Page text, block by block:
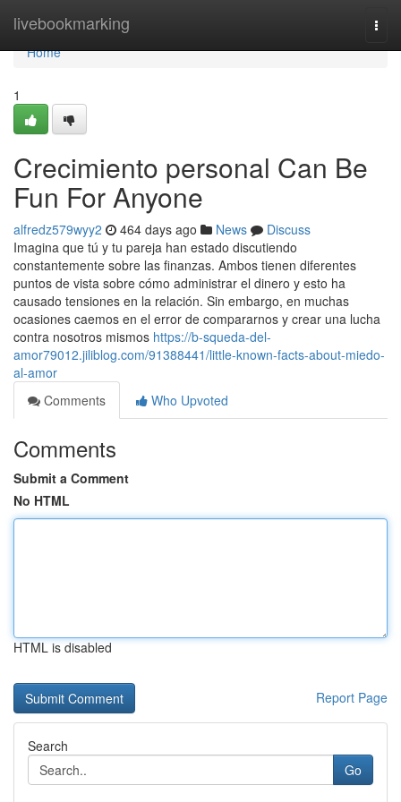
livebookmarking
Home
Home
1
Crecimiento personal Can Be
Fun For Anyone
alfredz579wyy2 464 days ago News
Discuss
Imagina que tú y tu pareja han estado discutiendo
constantemente sobre las finanzas. Ambos tienen diferentes
puntos de vista sobre cómo administrar el dinero y esto ha
causado tensiones en la relación. Sin embargo, en muchas
ocasiones caemos en el error de compararnos y crear una lucha
contra nosotros mismos https://b-squeda-del-
amor79012.jiliblog.com/91388441/little-known-facts-about-miedo-
al-amor
Comments
Who Upvoted
Comments
Submit a Comment
No HTML
HTML is disabled
Report Page
Search
Go